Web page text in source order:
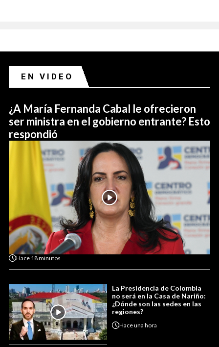
EN VIDEO
¿A María Fernanda Cabal le ofrecieron
ser ministra en el gobierno entrante? Esto
respondió
Hace 18 minutos
La Presidencia de Colombia
no será en la Casa de Nariño:
¿Dónde son las sedes en las
regiones?
Haceuna hora